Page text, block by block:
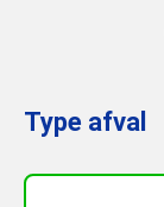
Type afval